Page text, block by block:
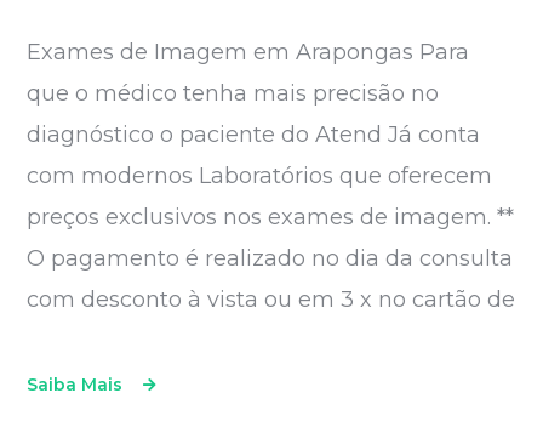
Exames de Imagem em Arapongas Para
que o médico tenha mais precisão no
diagnóstico o paciente do Atend Já conta
com modernos Laboratórios que oferecem
preços exclusivos nos exames de imagem. **
O pagamento é realizado no dia da consulta
com desconto à vista ou em 3 x no cartão de
Saiba Mais